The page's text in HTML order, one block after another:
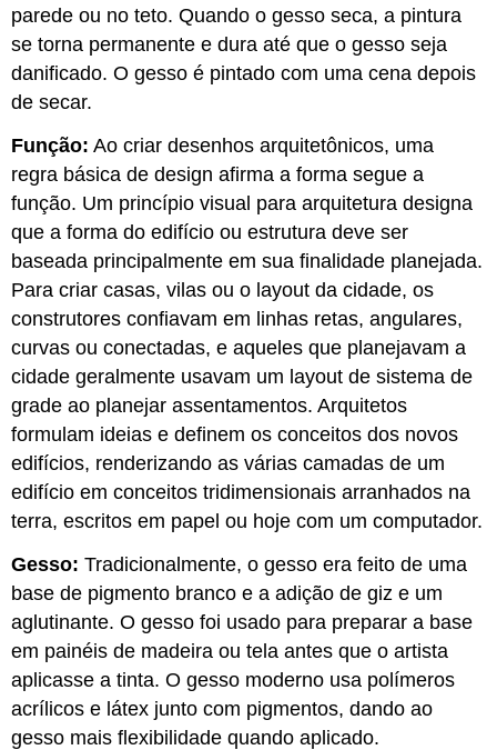
parede ou no teto. Quando o gesso seca, a pintura
se torna permanente e dura até que o gesso seja
danificado. O gesso é pintado com uma cena depois
de secar.
Função: Ao criar desenhos arquitetônicos, uma
regra básica de design afirma a forma segue a
função. Um princípio visual para arquitetura designa
que a forma do edifício ou estrutura deve ser
baseada principalmente em sua finalidade planejada.
Para criar casas, vilas ou o layout da cidade, os
construtores confiavam em linhas retas, angulares,
curvas ou conectadas, e aqueles que planejavam a
cidade geralmente usavam um layout de sistema de
grade ao planejar assentamentos. Arquitetos
formulam ideias e definem os conceitos dos novos
edifícios, renderizando as várias camadas de um
edifício em conceitos tridimensionais arranhados na
terra, escritos em papel ou hoje com um computador.
Gesso: Tradicionalmente, o gesso era feito de uma
base de pigmento branco e a adição de giz e um
aglutinante. O gesso foi usado para preparar a base
em painéis de madeira ou tela antes que o artista
aplicasse a tinta. O gesso moderno usa polímeros
acrílicos e látex junto com pigmentos, dando ao
gesso mais flexibilidade quando aplicado.